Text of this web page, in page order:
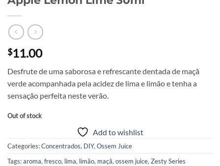
$11.00
Desfrute de uma saborosa e refrescante dentada de maçã
verde acompanhada pela acidez de lima e limão e tenha a
sensação perfeita neste verão.
Out of stock
Add to wishlist
Categories:Concentrados, DIY, Ossem Juice
Tags:aroma, fresco, lima, limão, maçã, ossem juice, Zesty Series